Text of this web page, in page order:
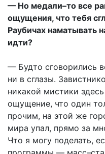
— Но медали–то все
ощущения, что тебя
Раубичах наматывать
идти?
— Будто сговорились
ни в сглазы.
никакой мистики
ощущение, что один
прочим, на этой же
мира упал, прямо за
Что я могу поделать,